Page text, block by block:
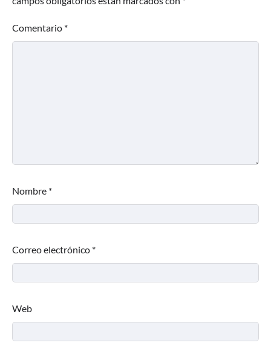
Comentario *
Nombre *
Correo electrónico *
Web